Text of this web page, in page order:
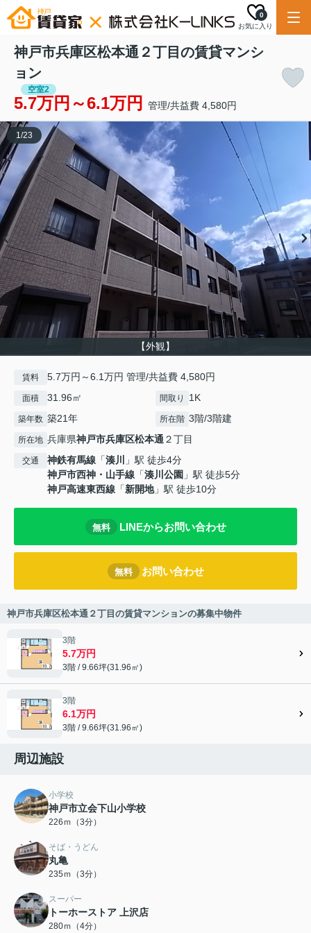
お気に入り
0
神戸市兵庫区松本通２丁目の賃貸マンシ
ョン
空室2
5.7万円～6.1万円 管理/共益費 4,580円
【外観】
1/23
賃料 5.7万円～6.1万円 管理/共益費 4,580円
面積 31.96㎡ 間取り 1K
築年数 築21年 所在階 3階/3階建
所在地 兵庫県神戸市兵庫区松本通２丁目
交通 神鉄有馬線 「湊川
」駅 徒歩4分
神戸市西神・山手線 「湊川公園 」駅 徒歩5分
神戸高速東西線 「新開地」駅 徒歩10分
無料 LINEからお問い合わせ
無料 お問い合わせ
神戸市兵庫区松本通２丁目の賃貸マンションの募集中物件
3階
5.7万円
3階 / 9.66坪(31.96㎡)
3階
6.1万円
3階 / 9.66坪(31.96㎡)
周辺施設
小学校
神戸市立会下山小学校
226ｍ（3分）
そば・うどん
丸亀
235ｍ（3分）
スーパー
トーホーストア 上沢店
280ｍ（4分）